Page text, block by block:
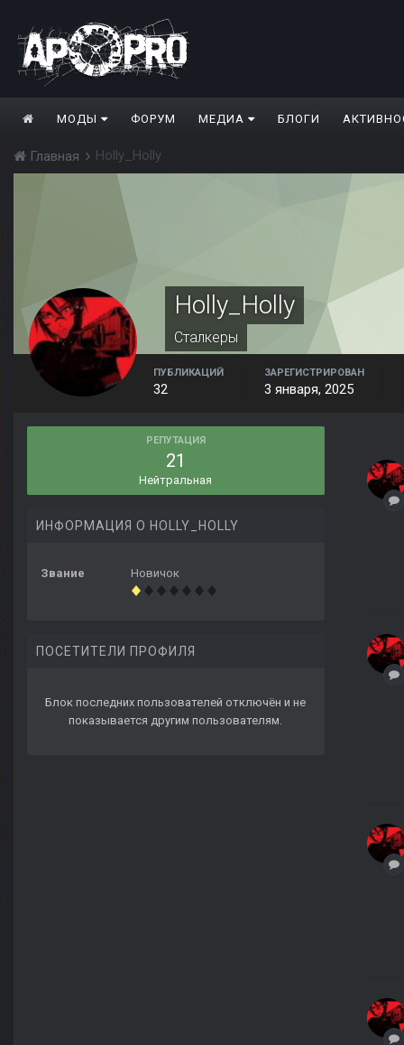
МОДЫ ФОРУМ МЕДИА БЛОГИ
Главная Holly_Holly
Holly_Holly
Сталкеры
ПУБЛИКАЦИЙ
32
ЗАРЕГИСТРИРОВАН
3 января, 2025
РЕПУТАЦИЯ
21
Нейтральная
ИНФОРМАЦИЯ О HOLLY_HOLLY
Звание Новичок
ПОСЕТИТЕЛИ ПРОФИЛЯ
Блок последних пользователей отключён и не
показывается другим пользователям.